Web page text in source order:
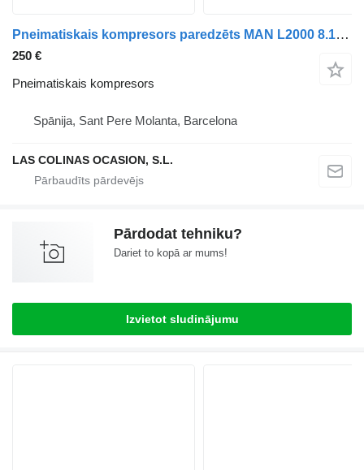
Pneimatiskais kompresors paredzēts MAN L2000 8.103-8.224 EUROI/II kravas automašīnas
250 €
Pneimatiskais kompresors
Spānija, Sant Pere Molanta, Barcelona
LAS COLINAS OCASION, S.L.
Pārdodat tehniku?
Dariet to kopā ar mums!
Izvietot sludinājumu